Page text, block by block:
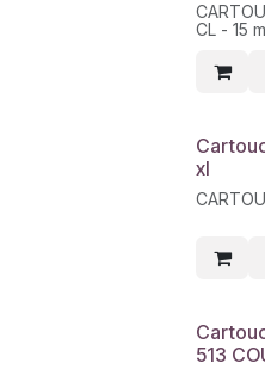
CL - 15
xl
513